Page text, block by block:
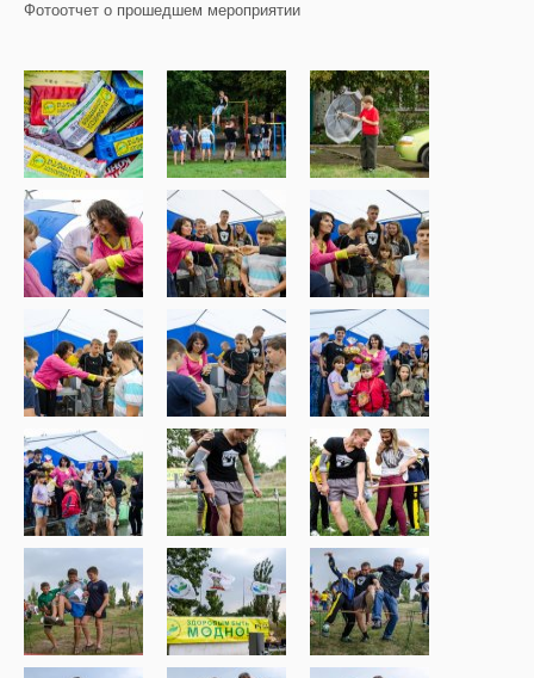
Фотоотчет о прошедшем мероприятии